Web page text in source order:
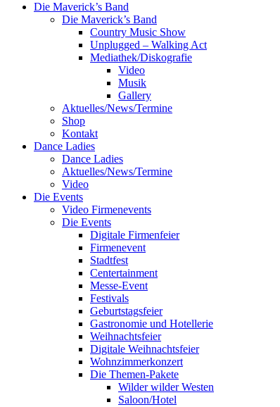
Die Maverick’s Band
Die Maverick’s Band
Country Music Show
Unplugged – Walking Act
Mediathek/Diskografie
Video
Musik
Gallery
Aktuelles/News/Termine
Shop
Kontakt
Dance Ladies
Dance Ladies
Aktuelles/News/Termine
Video
Die Events
Video Firmenevents
Die Events
Digitale Firmenfeier
Firmenevent
Stadtfest
Centertainment
Messe-Event
Festivals
Geburtstagsfeier
Gastronomie und Hotellerie
Weihnachtsfeier
Digitale Weihnachtsfeier
Wohnzimmerkonzert
Die Themen-Pakete
Wilder wilder Westen
Saloon/Hotel